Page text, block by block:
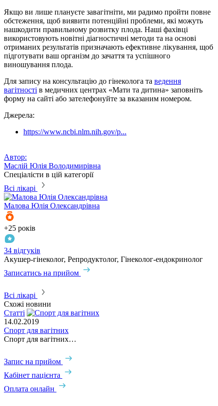
Якщо ви лише плануєте завагітніти, ми радимо пройти повне
обстеження, щоб виявити потенційні проблеми, які можуть
нашкодити правильному розвитку плода. Наші фахівці
використовують новітні діагностичні методи та на основі
отриманих результатів призначають ефективне лікування, щоб
підготувати ваш організм до зачаття та успішного
виношування плода.
Для запису на консультацію до гінеколога та ведення
вагітності в медичних центрах «Мати та дитина» заповніть
форму на сайті або зателефонуйте за вказаним номером.
Джерела:
https://www.ncbi.nlm.nih.gov/p...
Автор:
Маслій Юлія Володимирівна
Спеціалісти в цій категорії
Всі лікарі
Малова Юлія Олександрівна
+25 років
34 відгуків
Акушер-гінеколог, Репродуктолог, Гінеколог-ендокринолог
Записатись на прийом
Всі лікарі
Схожі новини
Статті
14.02.2019
Спорт для вагітних
Спорт для вагітних…
Запис на прийом
Кабінет пацієнта
Оплата онлайн